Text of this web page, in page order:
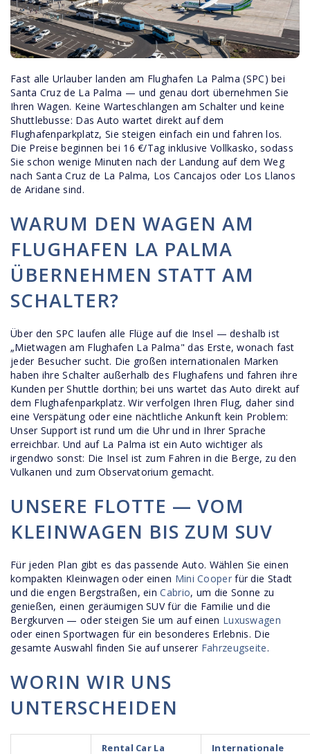
Fast alle Urlauber landen am Flughafen La Palma (SPC) bei
Santa Cruz de La Palma — und genau dort übernehmen Sie
Ihren Wagen. Keine Warteschlangen am Schalter und keine
Shuttlebusse: Das Auto wartet direkt auf dem
Flughafenparkplatz, Sie steigen einfach ein und fahren los.
Die Preise beginnen bei 16 €/Tag inklusive Vollkasko, sodass
Sie schon wenige Minuten nach der Landung auf dem Weg
nach Santa Cruz de La Palma, Los Cancajos oder Los Llanos
de Aridane sind.
WARUM DEN WAGEN AM
FLUGHAFEN LA PALMA
ÜBERNEHMEN STATT AM
SCHALTER?
Über den SPC laufen alle Flüge auf die Insel — deshalb ist
„Mietwagen am Flughafen La Palma" das Erste, wonach fast
jeder Besucher sucht. Die großen internationalen Marken
haben ihre Schalter außerhalb des Flughafens und fahren ihre
Kunden per Shuttle dorthin; bei uns wartet das Auto direkt auf
dem Flughafenparkplatz. Wir verfolgen Ihren Flug, daher sind
eine Verspätung oder eine nächtliche Ankunft kein Problem:
Unser Support ist rund um die Uhr und in Ihrer Sprache
erreichbar. Und auf La Palma ist ein Auto wichtiger als
irgendwo sonst: Die Insel ist zum Fahren in die Berge, zu den
Vulkanen und zum Observatorium gemacht.
UNSERE FLOTTE — VOM
KLEINWAGEN BIS ZUM SUV
Für jeden Plan gibt es das passende Auto. Wählen Sie einen
kompakten Kleinwagen oder einen Mini Cooperfür die Stadt
und die engen Bergstraßen, einCabrio, um die Sonne zu
genießen, einen geräumigen SUV für die Familie und die
Bergkurven — oder steigen Sie um auf einen Luxuswagen
oder einen Sportwagen für ein besonderes Erlebnis. Die
gesamte Auswahl finden Sie auf unserer Fahrzeugseite.
WORIN WIR UNS
UNTERSCHEIDEN
Rental Car La
Internationale